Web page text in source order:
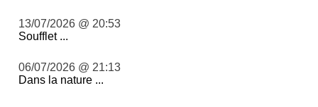
13/07/2026 @ 20:53
Soufflet ...
06/07/2026 @ 21:13
Dans la nature ...